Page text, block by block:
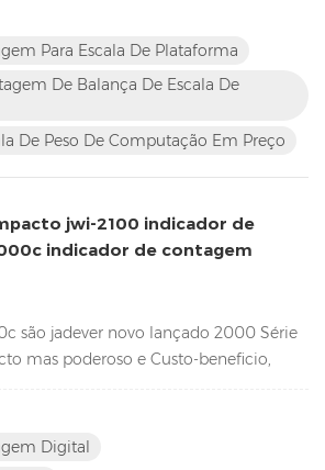
Indicador-700B Led vermelho
Indicador de pesagem solar -700s
Para Escala De Plataforma
De Balança De Escala De
De Peso De Computação Em Preço
jwi-2100 indicador de
indicador de contagem
são jadever novo lançado 2000 Série
mas poderoso e Custo-beneficio,
ricas, idéia para você usa em
armazém, inventário, envio e
Digital